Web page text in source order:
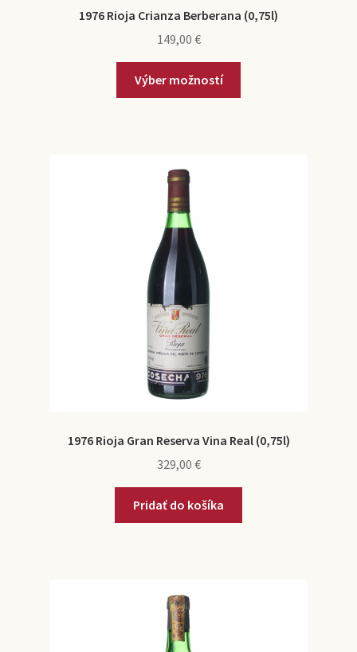
1976 Rioja Crianza Berberana (0,75l)
149,00 €
Výber možností
1976 Rioja Gran Reserva Vina Real (0,75l)
329,00 €
Pridať do košíka